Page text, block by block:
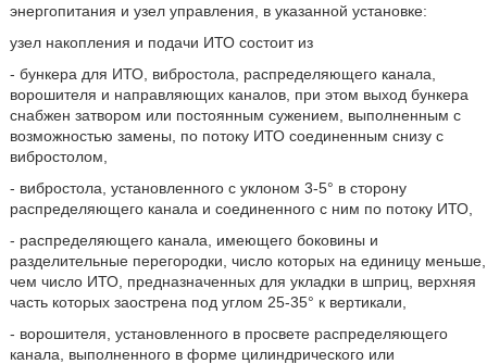
энергопитания и узел управления, в указанной установке:
узел накопления и подачи ИТО состоит из
- бункера для ИТО, вибростола, распределяющего канала,
ворошителя и направляющих каналов, при этом выход бункера
снабжен затвором или постоянным сужением, выполненным с
возможностью замены, по потоку ИТО соединенным снизу с
вибростолом,
- вибростола, установленного с уклоном 3-5° в сторону
распределяющего канала и соединенного с ним по потоку ИТО,
- распределяющего канала, имеющего боковины и
разделительные перегородки, число которых на единицу меньше,
чем число ИТО, предназначенных для укладки в шприц, верхняя
часть которых заострена под углом 25-35° к вертикали,
- ворошителя, установленного в просвете распределяющего
канала, выполненного в форме цилиндрического или